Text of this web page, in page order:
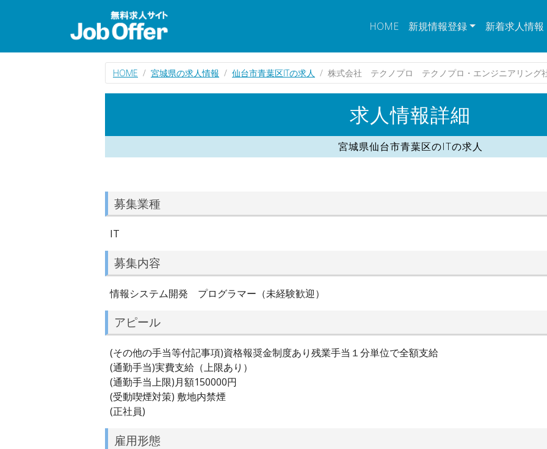
HOME 新規情報登録 新着求人情報
HOME 宮城県の求人情報 仙台市青葉区ITの求人 株式会社 テクノプロ テクノプロ・エンジニアリング
求人情報詳細
宮城県仙台市青葉区のITの求人
募集業種
IT
募集内容
情報システム開発 プログラマー（未経験歓迎）
アピール
(その他の手当等付記事項)資格報奨金制度あり残業手当１分単位で全額支給
(通勤手当)実費支給（上限あり）
(通勤手当上限)月額150000円
(受動喫煙対策) 敷地内禁煙
(正社員)
雇用形態